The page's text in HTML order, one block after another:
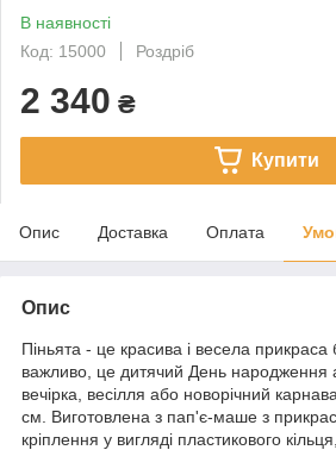
В наявності
Код: 15000
Роздріб
2 340 ₴
Купити
Опис Доставка Оплата
Опис
Піньята - це красива і весела
важливо, це дитячий День народження
вечірка, весілля або новорічний
см. Виготовлена з пап'є-маше з
кріплення у вигляді пластикового